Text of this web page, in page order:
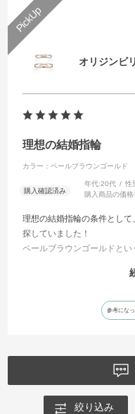
夫が好むマット加工ができる
1店舗目で即決するつもりは
つけ始めて4ヶ月ほど経ちま
オリジンビ
理想の結婚指輪
カラー：ペールブラウンゴールド
年代:20代 性
購入商品の価
理想の結婚指輪の条件とし
探していました！
ペールブラウンゴールドと
担当してくださった方もと
参考にな
絞り込み